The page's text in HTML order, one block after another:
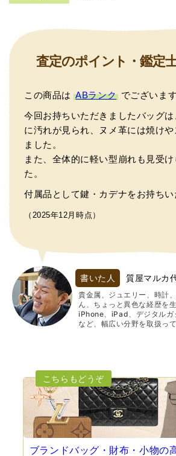
査定のポイント・鑑定
この商品はABランク でございます
今回お持ちいただきましたバッグ
に汚れが見られ、ヌメ革には焼けや
ました。
また、全体的に軽い型崩れも見受
た。
付属品として鍵・カデナをお持ちい
（2025年12月時点）
書いた人 質屋マルカ
貴金属、ジュエリー、時計
ん、ちょっと異色な経歴を
iPhone、iPad、デジタルガ
など、幅広い分野を取扱って
ブランドバッグ・財布・小物の